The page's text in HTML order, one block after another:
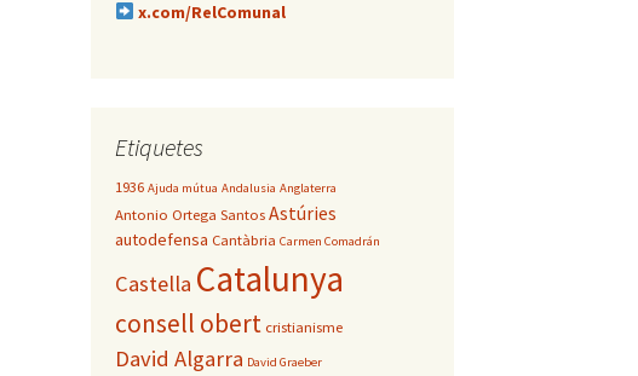
x.com/RelComunal
Etiquetes
1936 Ajuda mútua Andalusia Anglaterra
Antonio Ortega Santos Astúries
autodefensa Cantàbria Carmen Comadrán
Castella Catalunya
consell obert cristianisme
David Algarra David Graeber